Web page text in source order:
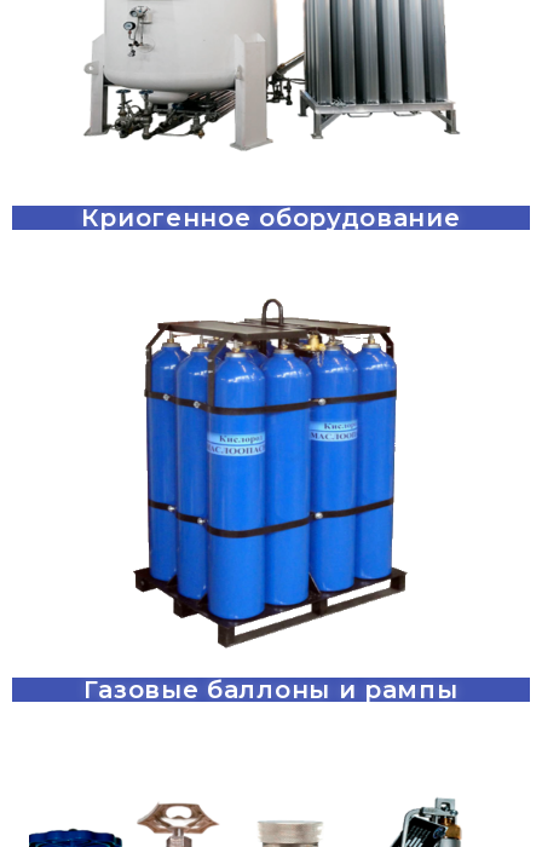
Криогенное оборудование
Газовые баллоны и рампы